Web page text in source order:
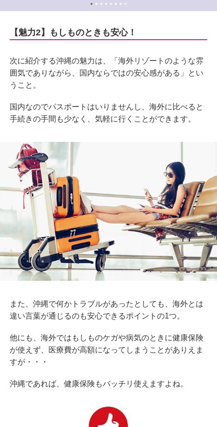
【魅力2】もしものときも安心！
次に紹介する沖縄の魅力は、「海外リゾートのような雰
囲気でありながら、国内ならではの安心感がある」とい
うこと。
国内なのでパスポートはいりませんし、海外に比べると
手続きの手間も少なく、気軽に行くことができます。
また、沖縄で何かトラブルがあったとしても、海外とは
違い言葉が通じるのも安心できるポイントの1つ。
他にも、海外ではもしものケガや病気のときに健康保険
が使えず、医療費が高額になってしまうことがありえま
すが・・・
沖縄であれば、健康保険もバッチリ使えますよね。